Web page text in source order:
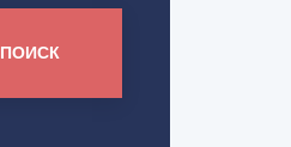
ПОИСК